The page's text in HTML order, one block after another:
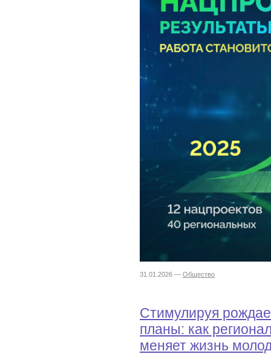
31.01.2026 — Общество
Стимулируя
планы: как
меняет жизнь